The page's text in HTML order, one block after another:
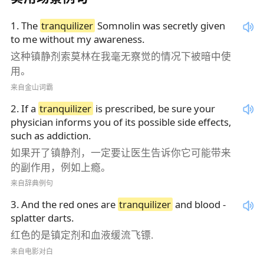
1 .The tranquilizer Somnolin was secretly given
to me without my awareness.
这种镇静剂索莫林在我毫无察觉的情况下被暗中使
用。
来自金山词霸
2.If a tranquilizer is prescribed, be sure your
physician informs you of its possible side effects,
such as addiction.
如果开了镇静剂，一定要让医生告诉你它可能带来
的副作用，例如上瘾。
来自辞典例句
3.And the red ones are tranquilizer and blood -
splatter darts.
红色的是镇定剂和血液缓流飞镖.
来自电影对白